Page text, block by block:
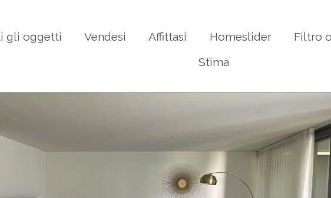
gli oggetti Vendesi Affittasi Homeslider Filtro
Stima